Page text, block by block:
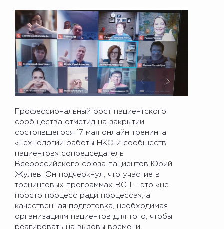
Профессиональный рост пациентского
сообщества отметил на закрытии
состоявшегося 17 мая онлайн тренинга
«Технологии работы НКО и сообществ
пациентов» сопредседатель
Всероссийского союза пациентов Юрий
Жулёв. Он подчеркнул, что участие в
тренинговых программах ВСП – это «не
просто процесс ради процесса», а
качественная подготовка, необходимая
организациям пациентов для того, чтобы
реагировать на вызовы времени.